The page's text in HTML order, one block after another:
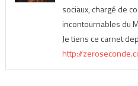
sociaux, chargé de
incontournables du
Je tiens ce carnet
http://